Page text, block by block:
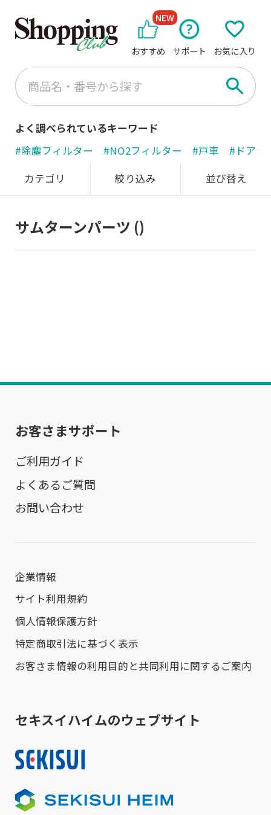
おすすめ
NEW
サポート お気に入り
よく調べられているキーワード
#除塵フィルター
#NO2フィルター #戸車
#ドアノ
カテゴリ
絞り込み 並び替え
サムターンパーツ ()
お客さまサポート
ご利用ガイド
よくあるご質問
お問い合わせ
企業情報
サイト利用規約
個人情報保護方針
特定商取引法に基づく表示
お客さま情報の利用目的と共同利用に関するご案内
セキスイハイムのウェブサイト